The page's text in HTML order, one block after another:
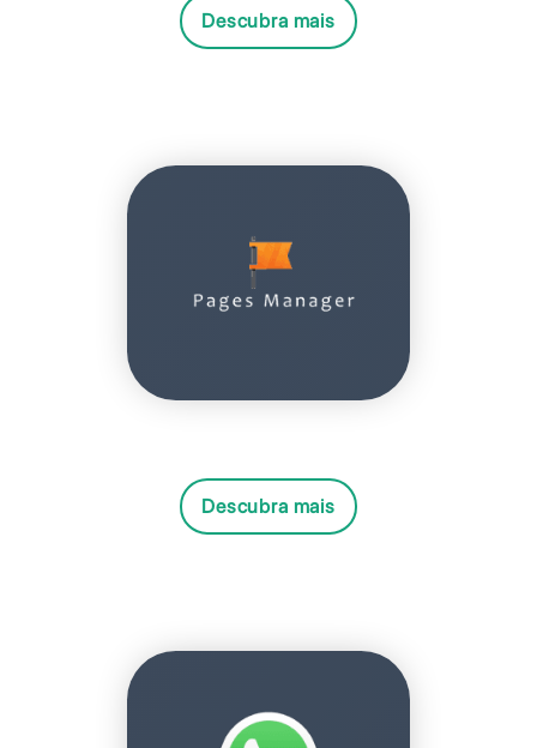
Descubra mais